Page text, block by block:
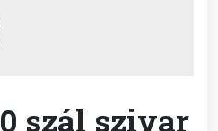
szál szivar